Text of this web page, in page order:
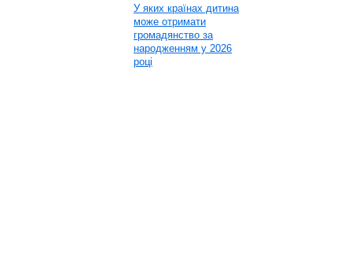
У яких країнах дитина
може отримати
громадянство за
народженням у 2026
році